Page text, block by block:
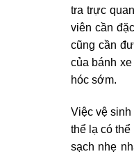
tra trực
viên cần
cũng cần
của bánh
hóc sớm.
Việc vệ sinh
thể lạ có
sạch nhẹ